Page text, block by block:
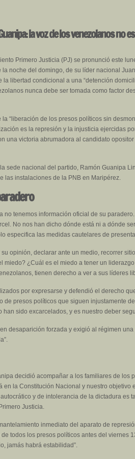
la voz de los venezolanos no
Primero Justicia (PJ) se pronunció este
noche del domingo, de su líder nacional
libertad condicional a una “detención
nunca debe ser tomada como factor
“liberación de los presos políticos sin
es la represión y la injusticia ejercidas
una victoria abrumadora al candidato
sede nacional del partido, Ramón Guanipa
las instalaciones de la PNB en Maripérez.
no tenemos información oficial de su
No nos han dicho dónde está ni a dónde
especifica las medidas cautelares de
opinión, declarar ante un medio, recorrer
miedo? ¿Cuál es el miedo a tener un
tienen derecho a ver a sus líderes
por expresarse y defendió el derecho
de presos políticos que siguen injustamente
sido excarcelados, y es nuestro deber
desaparición forzada y exigió al régimen
decidió acompañar a los familiares de
la Constitución Nacional y nuestro
y de intolerancia de la dictadura
Justicia.
inmediato del aparato de
todos los presos políticos antes del viernes
jamás habrá estabilidad”.